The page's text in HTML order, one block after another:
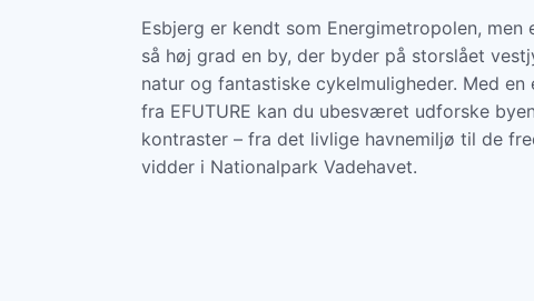
Esbjerg er kendt som Energimetropolen, men
så høj grad en by, der byder på storslået
natur og fantastiske cykelmuligheder. Med en
fra EFUTURE kan du ubesværet udforske
kontraster – fra det livlige havnemiljø til de
vidder i Nationalpark Vadehavet.